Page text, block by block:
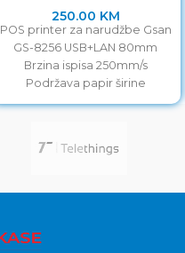
250.00 KM
POS printer za narudžbe Gsan
GS-8256 USB+LAN 80mm
Brzina ispisa 250mm/s
Podržava papir širine
58/80mm